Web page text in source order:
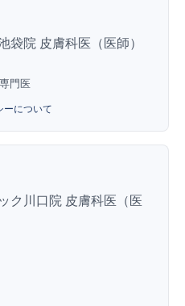
袋院 皮膚科医（医師）
門医
ーについて
ク川口院 皮膚科医（医